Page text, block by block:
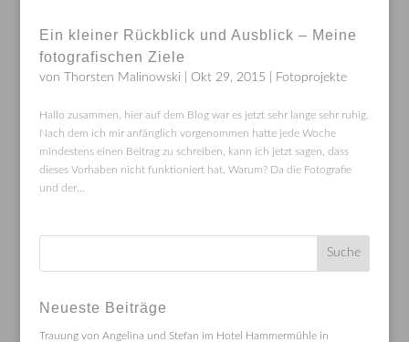
Ein kleiner Rückblick und Ausblick – Meine
fotografischen Ziele
von Thorsten Malinowski Okt 29, 2015 Fotoprojekte
Hallo zusammen, hier auf dem Blog war es jetzt sehr lange sehr ruhig.
Nach dem ich mir anfänglich vorgenommen hatte jede Woche
mindestens einen Beitrag zu schreiben, kann ich jetzt sagen, dass
dieses Vorhaben nicht funktioniert hat. Warum? Da die Fotografie
und der...
Neueste Beiträge
Trauung von Angelina und Stefan im Hotel Hammermühle in